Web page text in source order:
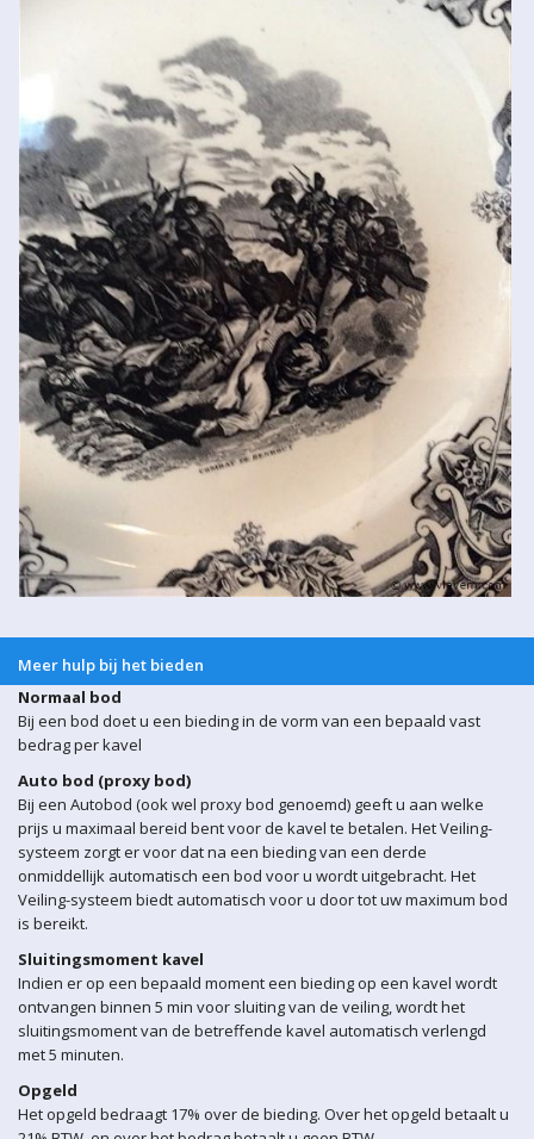
Meer hulp bij het bieden
Normaal bod
Bij een bod doet u een bieding in de vorm van een bepaald vast
bedrag per kavel
Auto bod (proxy bod)
Bij een Autobod (ook wel proxy bod genoemd) geeft u aan welke
prijs u maximaal bereid bent voor de kavel te betalen. Het Veiling-
systeem zorgt er voor dat na een bieding van een derde
onmiddellijk automatisch een bod voor u wordt uitgebracht. Het
Veiling-systeem biedt automatisch voor u door tot uw maximum bod
is bereikt.
Sluitingsmoment kavel
Indien er op een bepaald moment een bieding op een kavel wordt
ontvangen binnen 5 min voor sluiting van de veiling, wordt het
sluitingsmoment van de betreffende kavel automatisch verlengd
met 5 minuten.
Opgeld
Het opgeld bedraagt 17% over de bieding. Over het opgeld betaalt u